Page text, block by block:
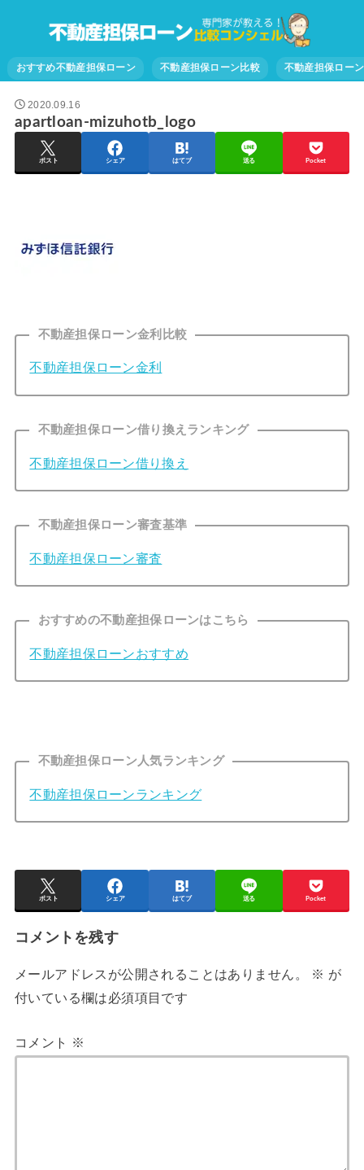
おすすめ不動産担保ローン 不動産担保ローン比較 不動産担保ロー
2020.09.16
apartloan-mizuhotb_logo
ポスト シェア はてブ 送る Pocket
不動産担保ローン金利比較
不動産担保ローン金利
不動産担保ローン借り換えランキング
不動産担保ローン借り換え
不動産担保ローン審査基準
不動産担保ローン審査
おすすめの不動産担保ローンはこちら
不動産担保ローンおすすめ
不動産担保ローン人気ランキング
不動産担保ローンランキング
ポスト シェア はてブ 送る Pocket
コメントを残す
メールアドレスが公開されることはありません。 ※ が
付いている欄は必須項目です
コメント ※